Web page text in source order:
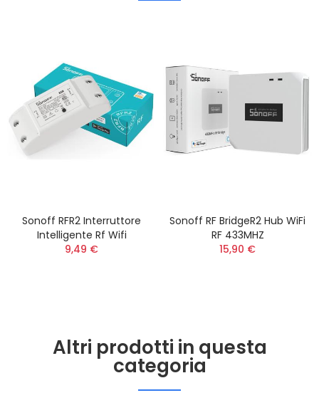
Sonoff RFR2 Interruttore
Intelligente Rf Wifi
9,49 €
Sonoff RF BridgeR2 Hub WiFi
RF 433MHZ
15,90 €
Altri prodotti in questa
categoria